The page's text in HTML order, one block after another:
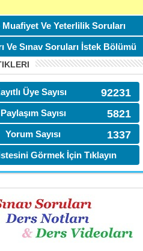
Ve Yeterlilik Soruları
Ve Sınav Soruları İstek Bölümü
92231
Üye Sayısı
5821
Paylaşım Sayısı
1337
Yorum Sayısı
Görmek İçin Tıklayın